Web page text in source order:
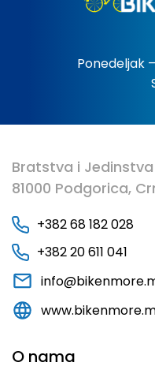
Ponedeljak
Bratstva i
81000 Podgorica,
+382 68 182 028
+382 20 611 041
O nama